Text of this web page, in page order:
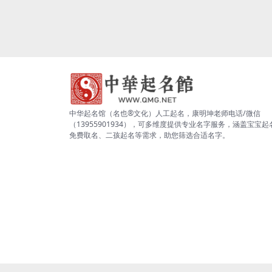
中华起名馆（名也®文化）人工起名，康明坤老师电话/微信
（13955901934），可多维度提供专业名字服务，涵盖宝宝起
免费取名、二孩起名等需求，助您筛选合适名字。